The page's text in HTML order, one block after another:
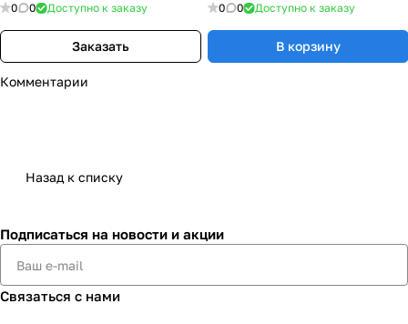
0 0 Доступно к заказу
Заказать
0 0 Доступно к заказу
В корзину
Комментарии
Назад к списку
Подписаться на новости и акции
Связаться с нами